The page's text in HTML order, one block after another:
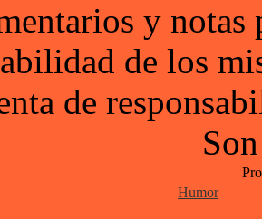
y notas
de los
de
Humor